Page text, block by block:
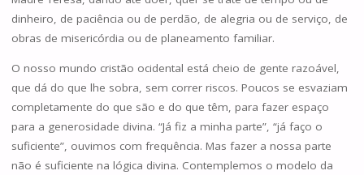
dinheiro, de paciência ou de perdão, de alegria ou de serviço, de
obras de misericórdia ou de planeamento familiar.
O nosso mundo cristão ocidental está cheio de gente razoável,
que dá do que lhe sobra, sem correr riscos. Poucos se esvaziam
completamente do que são e do que têm, para fazer espaço
para a generosidade divina. “Já fiz a minha parte”, “já faço o
suficiente”, ouvimos com frequência. Mas fazer a nossa parte
não é suficiente na lógica divina. Contemplemos o modelo da